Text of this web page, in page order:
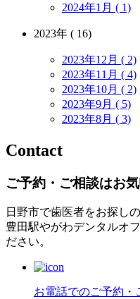
2024年1月 ( 1)
2023年 ( 16)
2023年12月 ( 2)
2023年11月 ( 4)
2023年10月 ( 2)
2023年9月 ( 5)
2023年8月 ( 3)
Contact
ご予約・ご相談はお気
日野市で歯医者をお探し
豊田駅やがわデンタルオ
ださい。
お電話でのご予約・